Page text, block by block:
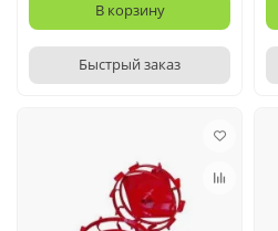
В корзину
Быстрый заказ